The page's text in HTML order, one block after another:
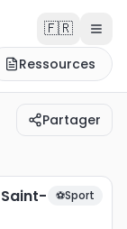
🇫🇷
Ressources
Partager
Germain
Paris Saint-
⚽Sport